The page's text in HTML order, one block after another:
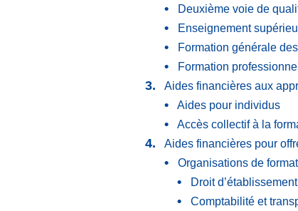
Deuxième voie de
Enseignement
Formation générale
Formation
Aides financières aux
Aides pour individus
Accès collectif à la
Aides financières pour
Organisations de
Droit d’établissement
Comptabilité et